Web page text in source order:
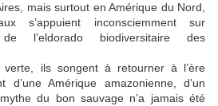
mais surtout en Amérique du Nord,
s’appuient inconsciemment sur
de l’eldorado biodiversitaire des
ils songent à retourner à l’ère
d’une Amérique amazonienne, d’un
du bon sauvage n’a jamais été